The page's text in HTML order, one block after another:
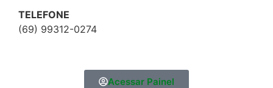
TELEFONE
(69) 99312-0274
Acessar Painel